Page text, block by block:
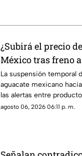
¿Subirá el precio
México tras freno
hacia Estados
La suspensión temporal
aguacate mexicano
las alertas entre
posibilidad de un
agosto 06, 2026 06:11 p. m.